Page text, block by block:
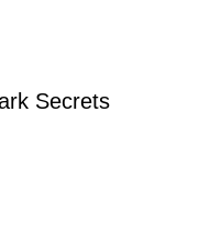
Secrets